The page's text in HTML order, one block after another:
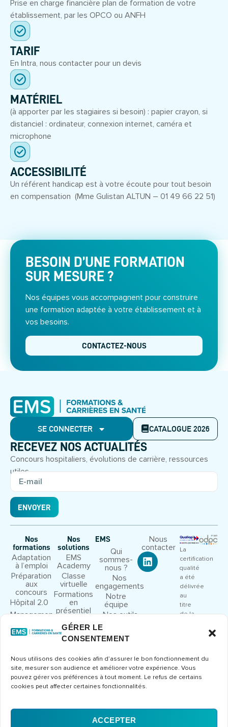
GÉRER LE
CONSENTEMENT
Nous utilisons des cookies afin d’assurer le bon fonctionnement du
site, mesurer son audience et améliorer votre expérience. Vous
pouvez gérer vos préférences à tout moment. Le refus de certains
cookies peut affecter certaines fonctionnalités.
ACCEPTER
Prise en charge financière plan de formation de votre
établissement, par les OPCO ou ANFH
TARIF
En Intra, nous contacter pour un devis
MATÉRIEL
(à apporter par les stagiaires si besoin) : papier crayon, si
distanciel : ordinateur, connexion internet, caméra et
microphone
ACCESSIBILITÉ
Un référent handicap est à votre écoute pour tout besoin
en compensation (Mme Gulistan ALTUN – 01 49 66 22 51)
BESOIN D’UNE FORMATION
SUR MESURE ?
Nos équipes vous accompagnent pour construire
une formation adaptée à votre établissement et à
vos besoins.
CONTACTEZ-NOUS
SE CONNECTER CATALOGUE 2026
RECEVEZ NOS ACTUALITÉS
Concours hospitaliers, évolutions de carrière, ressources
utiles.
ENVOYER
Nos
formations
Adaptation
à l’emploi
Préparation
aux
concours
Hôpital 2.0
Management
Droit et
Congrès et
séminaires
Formations
métier
Nos
solutions
EMS
Academy
Classe
virtuelle
Formations
en
présentiel
EMS
Qui
sommes-
nous ?
Nos
engagements
Notre
équipe
Nos outils
pédagogiques
Nous
rejoindre
Nous
contacter
La
certification
qualité
a été
délivrée
au
titre
de la
ACTIONS
DE
FORMATION